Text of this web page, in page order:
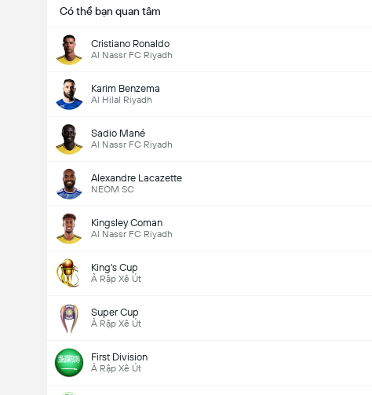
Có thể bạn quan tâm
Cristiano Ronaldo
Al Nassr FC Riyadh
Karim Benzema
Al Hilal Riyadh
Sadio Mané
Al Nassr FC Riyadh
Alexandre Lacazette
NEOM SC
Kingsley Coman
Al Nassr FC Riyadh
King's Cup
Ả Rập Xê Út
Super Cup
Ả Rập Xê Út
First Division
Ả Rập Xê Út